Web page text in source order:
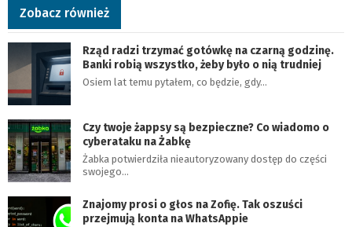
Zobacz również
Rząd radzi trzymać gotówkę na czarną godzinę.
Banki robią wszystko, żeby było o nią trudniej
Osiem lat temu pytałem, co będzie, gdy…
Czy twoje żappsy są bezpieczne? Co wiadomo o
cyberataku na Żabkę
Żabka potwierdziła nieautoryzowany dostęp do części
swojego…
Znajomy prosi o głos na Zofię. Tak oszuści
przejmują konta na WhatsAppie